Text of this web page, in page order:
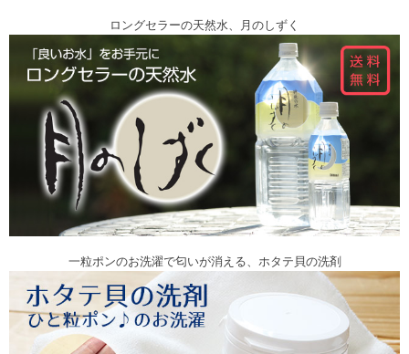
ロングセラーの天然水、月のしずく
一粒ポンのお洗濯で匂いが消える、ホタテ貝の洗剤